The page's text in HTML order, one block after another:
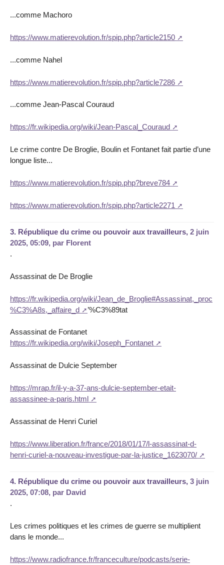
...comme Machoro
https://www.matierevolution.fr/spip.php?article2150
...comme Nahel
https://www.matierevolution.fr/spip.php?article7286
...comme Jean-Pascal Couraud
https://fr.wikipedia.org/wiki/Jean-Pascal_Couraud
Le crime contre De Broglie, Boulin et Fontanet fait partie d’une
longue liste...
https://www.matierevolution.fr/spip.php?breve784
https://www.matierevolution.fr/spip.php?article2271
3. République du crime ou pouvoir aux travailleurs, 2 juin
2025, 05:09, par Florent
.
Assassinat de De Broglie
https://fr.wikipedia.org/wiki/Jean_de_Broglie#Assassinat,_proc
%C3%A8s,_affaire_d
’%C3%89tat
Assassinat de Fontanet
https://fr.wikipedia.org/wiki/Joseph_Fontanet
Assassinat de Dulcie September
https://mrap.fr/il-y-a-37-ans-dulcie-september-etait-
assassinee-a-paris.html
Assassinat de Henri Curiel
https://www.liberation.fr/france/2018/01/17/l-assassinat-d-
henri-curiel-a-nouveau-investigue-par-la-justice_1623070/
4. République du crime ou pouvoir aux travailleurs, 3 juin
2025, 07:08, par David
.
Les crimes politiques et les crimes de guerre se multiplient
dans le monde...
https://www.radiofrance.fr/franceculture/podcasts/serie-